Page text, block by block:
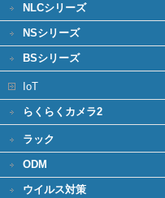
NLCシリーズ
NSシリーズ
BSシリーズ
IoT
らくらくカメラ2
ラック
ODM
ウイルス対策